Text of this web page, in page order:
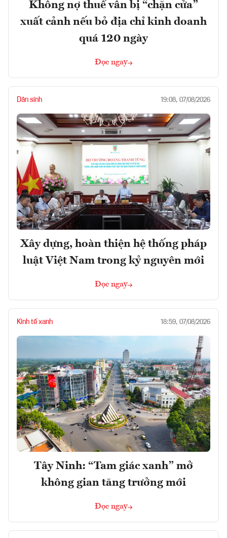
Không nợ thuế vẫn bị “chặn cửa”
xuất cảnh nếu bỏ địa chỉ kinh doanh
quá 120 ngày
Đọc ngay
Dân sinh 19:08, 07/08/2026
Xây dựng, hoàn thiện hệ thống pháp
luật Việt Nam trong kỷ nguyên mới
Đọc ngay
Kinh tế xanh 18:59, 07/08/2026
Tây Ninh: “Tam giác xanh” mở
không gian tăng trưởng mới
Đọc ngay